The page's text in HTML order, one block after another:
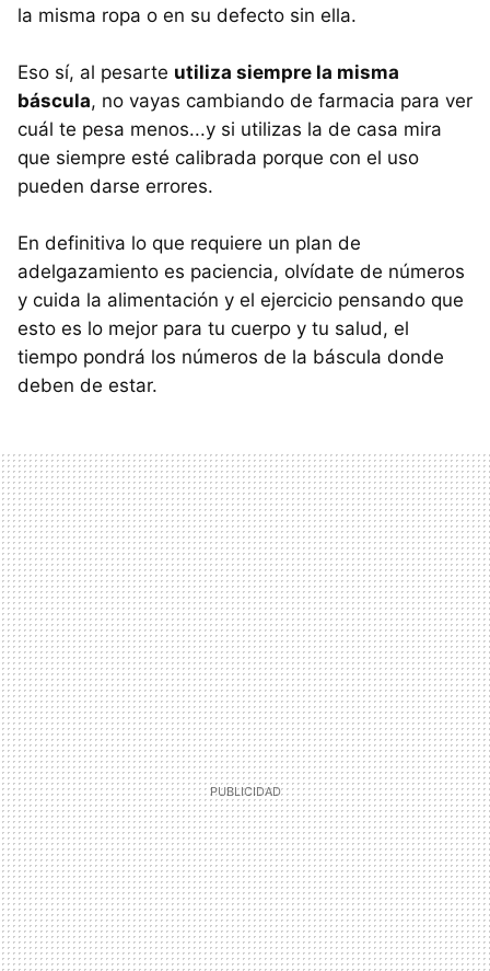
la misma ropa o en su defecto sin ella.
Eso sí, al pesarte utiliza siempre la misma
báscula, no vayas cambiando de farmacia para ver
cuál te pesa menos...y si utilizas la de casa mira
que siempre esté calibrada porque con el uso
pueden darse errores.
En definitiva lo que requiere un plan de
adelgazamiento es paciencia, olvídate de números
y cuida la alimentación y el ejercicio pensando que
esto es lo mejor para tu cuerpo y tu salud, el
tiempo pondrá los números de la báscula donde
deben de estar.